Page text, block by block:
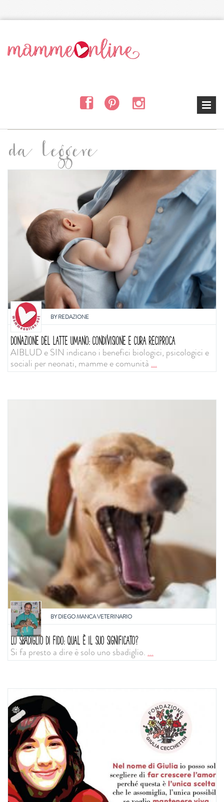
da leggere
BYREDAZIONE
DONAZIONE DEL LATTE UMANO: CONDIVISIONE E CURA RECIPROCA
AIBLUD e SIN indicano i benefici biologici, psicologici e
sociali per neonati, mamme e comunità...
BYDIEGO MANCA VETERINARIO
LO SBADIGLIO DI FIDO: QUAL È IL SUO SIGNIFICATO?
Si fa presto a dire è solo uno sbadiglio....